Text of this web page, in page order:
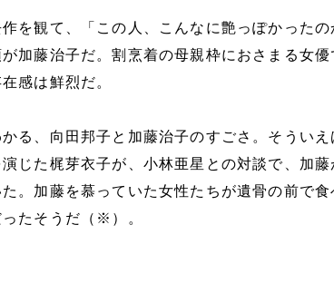
を観て、「この人、こんなに艶っぽかった
加藤治子だ。割烹着の母親枠におさまる女
感は鮮烈だ。
る、向田邦子と加藤治子のすごさ。そうい
じた梶芽衣子が、小林亜星との対談で、加
。加藤を慕っていた女性たちが遺骨の前で
たそうだ（※）。